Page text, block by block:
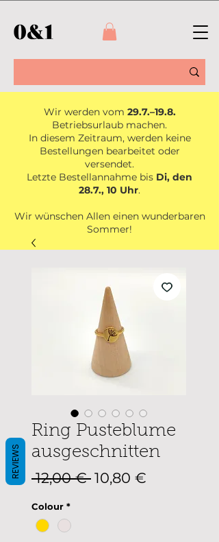
Wir werden vom 29.7.–19.8.
Betriebsurlaub machen.
In diesem Zeitraum, werden keine
Bestellungen bearbeitet oder
versendet.
Letzte Bestellannahme bis Di, den
28.7., 10 Uhr.
Wir wünschen Allen einen wunderbaren
Sommer!
Ring Pusteblume
ausgeschnitten
12,00 € Standardpreis
10,80 €
Colour *
REVIEWS